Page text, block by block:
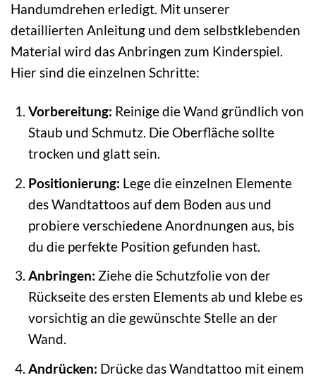
Handumdrehen erledigt. Mit unserer
detaillierten Anleitung und dem selbstklebenden
Material wird das Anbringen zum Kinderspiel.
Hier sind die einzelnen Schritte:
Vorbereitung: Reinige die Wand gründlich von
Staub und Schmutz. Die Oberfläche sollte
trocken und glatt sein.
Positionierung: Lege die einzelnen Elemente
des Wandtattoos auf dem Boden aus und
probiere verschiedene Anordnungen aus, bis
du die perfekte Position gefunden hast.
Anbringen: Ziehe die Schutzfolie von der
Rückseite des ersten Elements ab und klebe es
vorsichtig an die gewünschte Stelle an der
Wand.
Andrücken: Drücke das Wandtattoo mit einem